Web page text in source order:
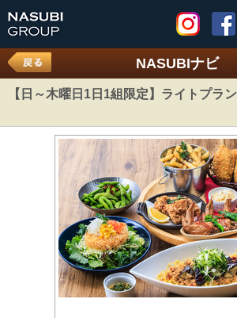
NASUBIナビ
【日～木曜日1日1組限定】ライトプラン